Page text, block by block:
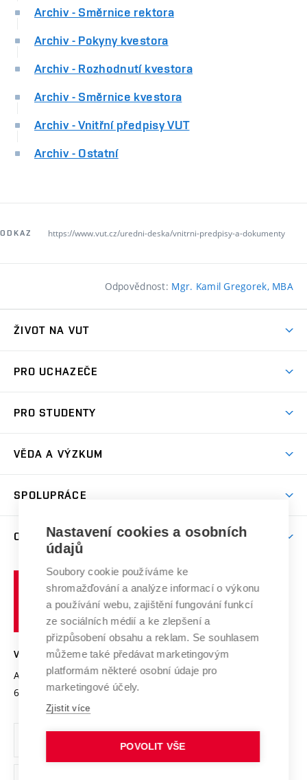
Archiv - Směrnice rektora
Archiv - Pokyny kvestora
Archiv - Rozhodnutí kvestora
Archiv - Směrnice kvestora
Archiv - Vnitřní předpisy VUT
Archiv - Ostatní
ODKAZ https://www.vut.cz/uredni-deska/vnitrni-predpisy-a-dokumenty
Odpovědnost: Mgr. Kamil Gregorek, MBA
ŽIVOT NA VUT
Koleje
Sport na VUT
Brno
PRO UCHAZEČE
Dny otevřených dveří
Celoživotní vzdělávání
E-přihláška
PRO STUDENTY
Harmonogram akademického roku
Závěrečné práce
Doktorské studium
Zpracování osobních údajů studentů
Sociální bezpečí
Studium bez bariér
Podpora podnikání
VĚDA A VÝZKUM
Mezinárodní vědecká rada
Systém zajišťování kvality výzkumu
Výzkumné infrastruktury
Transfer znalostí
Open Science
Projekty
Projekty ze strukturálních fondů
Specifický výzkum
SPOLUPRÁCE
Firemní spolupráce
Zahraniční spolupráce
Spolupráce se školami
Služby univerzity
Mezinárodní dohody
Univerzitní sítě
O UNIVERZITĚ
Profil univerzity
Udržitelná univerzita
Podnikavá univerzita / ContriBUTe
Bezpečná univerzita
Vyznamenání
Organizační struktura
Ochrana osobních údajů
učení
technické
Brně
VYSOKÉ UČENÍ TECHNICKÉ V BRNĚ
Antonínská 548/1
602 00 Brno
www.vut.cz
vut@vutbr.cz
Nastavení cookies a osobních
údajů
Soubory cookie používáme ke
shromažďování a analýze informací o výkonu
a používání webu, zajištění fungování funkcí
ze sociálních médií a ke zlepšení a
přizpůsobení obsahu a reklam. Se souhlasem
můžeme také předávat marketingovým
platformám některé osobní údaje pro
marketingové účely.
Zjistit více
POVOLIT VŠE